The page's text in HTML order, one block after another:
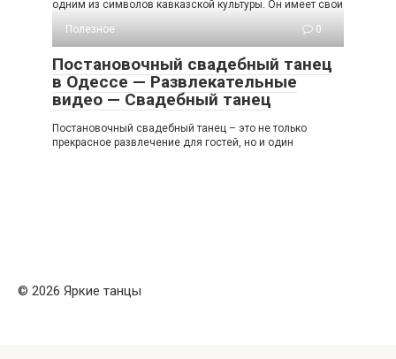
одним из символов кавказской культуры. Он имеет свои
Полезное
0
Постановочный свадебный танец
в Одессе — Развлекательные
видео — Свадебный танец
Постановочный свадебный танец – это не только
прекрасное развлечение для гостей, но и один
© 2026 Яркие танцы